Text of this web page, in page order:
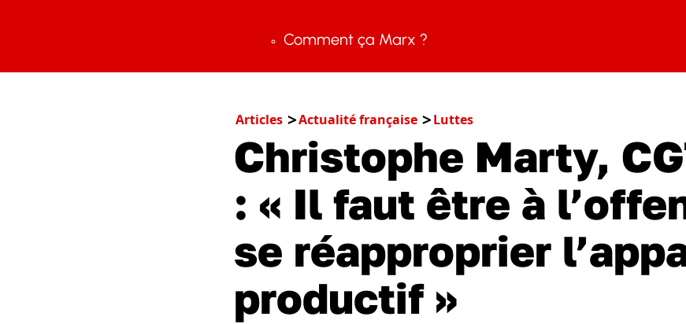
Comment ça Marx ?
Articles Actualité française Luttes
Christophe Marty,
: « Il faut être à
se réapproprier
productif »